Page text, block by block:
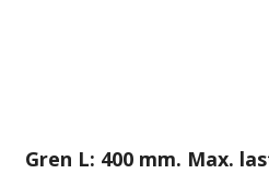
Gren L: 400 mm. Max.